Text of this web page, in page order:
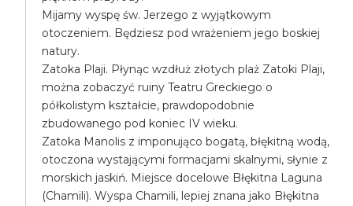
Mijamy wyspę św. Jerzego z wyjątkowym
otoczeniem. Będziesz pod wrażeniem jego boskiej
natury.
Zatoka Plaji. Płynąc wzdłuż złotych plaż Zatoki Plaji,
można zobaczyć ruiny Teatru Greckiego o
półkolistym kształcie, prawdopodobnie
zbudowanego pod koniec IV wieku.
Zatoka Manolis z imponująco bogatą, błękitną wodą,
otoczona wystającymi formacjami skalnymi, słynie z
morskich jaskiń. Miejsce docelowe Błękitna Laguna
(Chamili). Wyspa Chamili, lepiej znana jako Błękitna